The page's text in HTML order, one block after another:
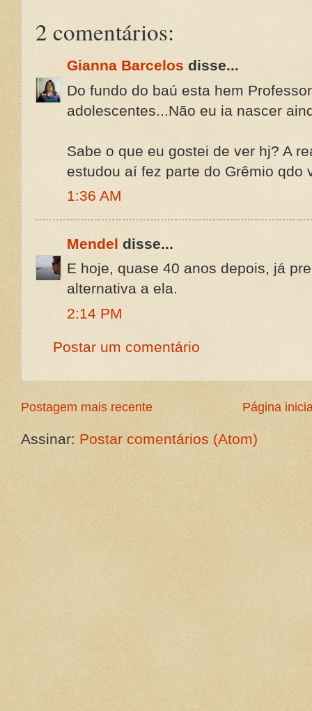
2 comentários:
Gianna Barcelos disse...
Do fundo do baú esta hem
adolescentes...Não eu ia nascer
Sabe o que eu gostei de ver hj? A
estudou aí fez parte do Grêmio qdo
1:36 AM
Mendel disse...
E hoje, quase 40 anos depois, já
alternativa a ela.
2:14 PM
Postar um comentário
Postagem mais recente Página
Assinar: Postar comentários (Atom)